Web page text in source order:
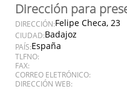
Dirección para
DIRECCIÓN:Felipe Checa, 23
CIUDAD:Badajoz
PAÍS:España
TLFNO:
FAX:
CORREO ELETRÓNICO:
DIRECCIÓN WEB: